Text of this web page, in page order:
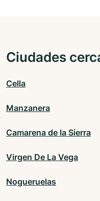
Ciudades
Cella
Manzanera
Camarena de la Sierra
Virgen De La Vega
Nogueruelas